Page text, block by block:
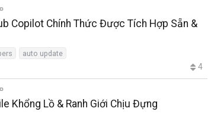
Copilot Chính Thức Được Tích Hợp Sẵn &
auto update
4
Khổng Lồ & Ranh Giới Chịu Đựng